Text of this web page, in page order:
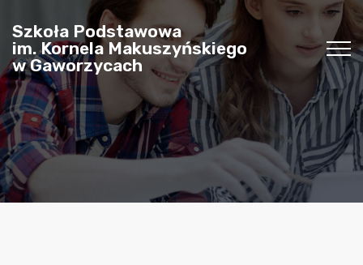
Szkoła Podstawowa
im. Kornela Makuszyńskiego
w Gaworzycach